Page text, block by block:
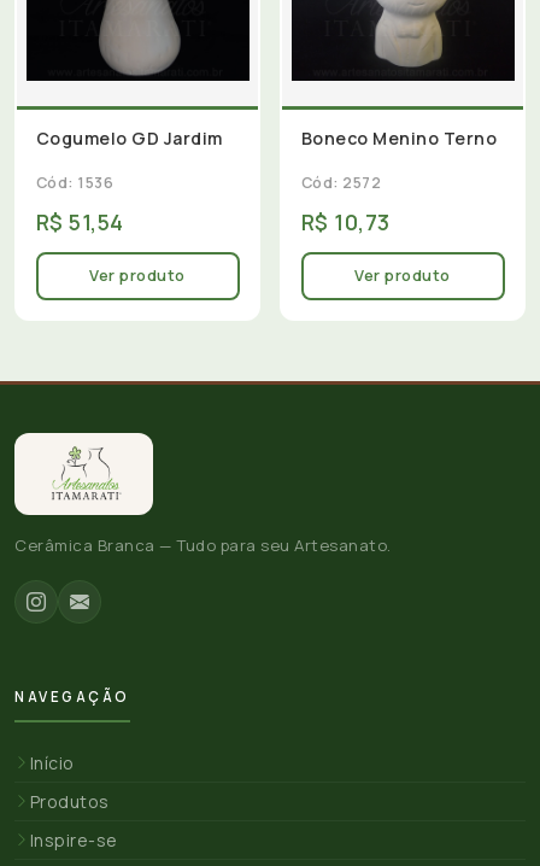
Cogumelo GD Jardim
Cód: 1536
R$ 51,54
Ver produto
Boneco Menino Terno
Cód: 2572
R$ 10,73
Ver produto
Cerâmica Branca — Tudo para seu Artesanato.
NAVEGAÇÃO
Início
Produtos
Inspire-se